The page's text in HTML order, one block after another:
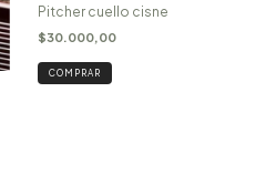
Pitcher cuello cisne
$30.000,00